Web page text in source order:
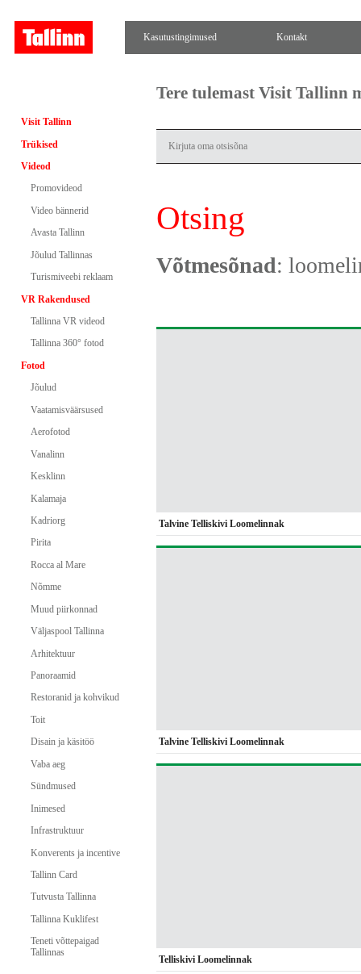
Kasutustingimused Kontakt
Visit Tallinn
Trükised
Videod
Promovideod
Video bännerid
Avasta Tallinn
Jõulud Tallinnas
Turismiveebi reklaam
VR Rakendused
Tallinna VR videod
Tallinna 360° fotod
Fotod
Jõulud
Vaatamisväärsused
Aerofotod
Vanalinn
Kesklinn
Kalamaja
Kadriorg
Pirita
Rocca al Mare
Nõmme
Muud piirkonnad
Väljaspool Tallinna
Arhitektuur
Panoraamid
Restoranid ja kohvikud
Toit
Disain ja käsitöö
Vaba aeg
Sündmused
Inimesed
Infrastruktuur
Konverents ja incentive
Tallinn Card
Tutvusta Tallinna
Tallinna Kuklifest
Teneti võttepaigad
Tallinnas
Tere tulemast Visit Tallinn
Otsing
Võtmesõnad:
Talvine Telliskivi Loomelinnak
Talvine Telliskivi Loomelinnak
Telliskivi Loomelinnak